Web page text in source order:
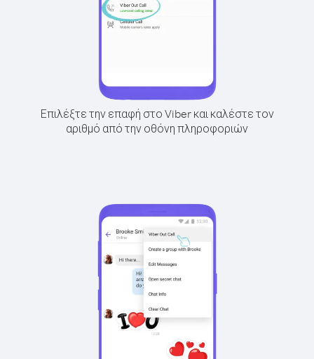
Επιλέξτε την επαφή στο Viber και καλέστε τον
αριθμό από την οθόνη πληροφοριών